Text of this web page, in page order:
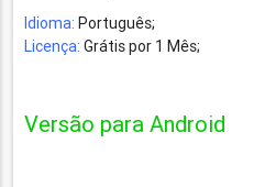
Idioma: Português;
Licença: Grátis por 1 Mês;
Versão para Android